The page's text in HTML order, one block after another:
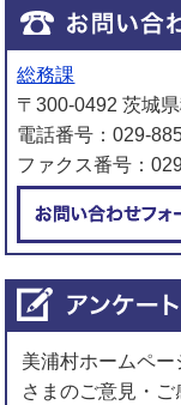
総務課
〒300-0492 茨城
電話番号：029-
ファクス番号：
美浦村ホームペ
さまのご意見・ご